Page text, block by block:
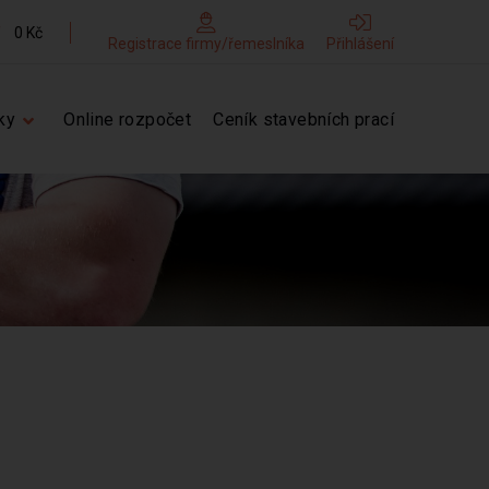
0 Kč
Registrace firmy/řemeslníka Přihlášení
Online rozpočet Ceník stavebních prací